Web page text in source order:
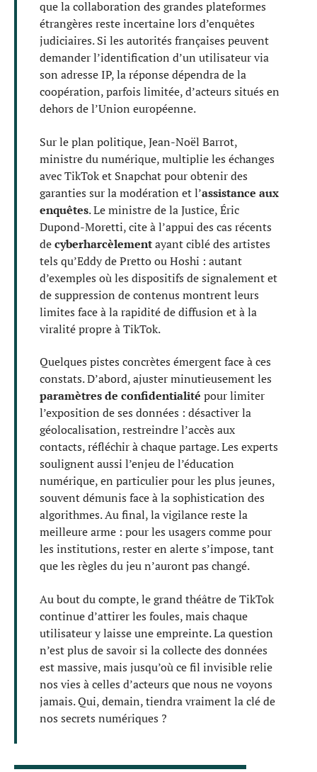
que la collaboration des grandes plateformes
étrangères reste incertaine lors d’enquêtes
judiciaires. Si les autorités françaises peuvent
demander l’identification d’un utilisateur via
son adresse IP, la réponse dépendra de la
coopération, parfois limitée, d’acteurs situés en
dehors de l’Union européenne.
Sur le plan politique, Jean-Noël Barrot,
ministre du numérique, multiplie les échanges
avec TikTok et Snapchat pour obtenir des
garanties sur la modération et l’assistance aux
enquêtes. Le ministre de la Justice, Éric
Dupond-Moretti, cite à l’appui des cas récents
decyberharcèlementayant ciblé des artistes
tels qu’Eddy de Pretto ou Hoshi : autant
d’exemples où les dispositifs de signalement et
de suppression de contenus montrent leurs
limites face à la rapidité de diffusion et à la
viralité propre à TikTok.
Quelques pistes concrètes émergent face à ces
constats. D’abord, ajuster minutieusement les
paramètres de confidentialité pour limiter
l’exposition de ses données : désactiver la
géolocalisation, restreindre l’accès aux
contacts, réfléchir à chaque partage. Les experts
soulignent aussi l’enjeu de l’éducation
numérique, en particulier pour les plus jeunes,
souvent démunis face à la sophistication des
algorithmes. Au final, la vigilance reste la
meilleure arme : pour les usagers comme pour
les institutions, rester en alerte s’impose, tant
que les règles du jeu n’auront pas changé.
Au bout du compte, le grand théâtre de TikTok
continue d’attirer les foules, mais chaque
utilisateur y laisse une empreinte. La question
n’est plus de savoir si la collecte des données
est massive, mais jusqu’où ce fil invisible relie
nos vies à celles d’acteurs que nous ne voyons
jamais. Qui, demain, tiendra vraiment la clé de
nos secrets numériques ?